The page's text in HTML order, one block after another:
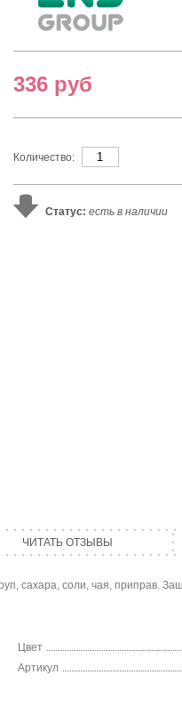
336 руб
Количество:
Статус: есть в наличии
ЧИТАТЬ ОТЗЫВЫ
сахара, соли, чая, приправ.
Цвет
Артикул